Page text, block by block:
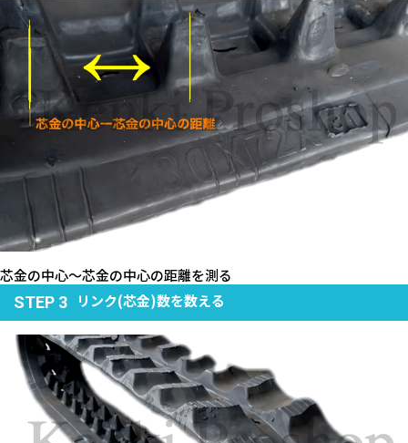
芯金の中心～芯金の中心の距離を測る
STEP 3
リンク(芯金)数を数える